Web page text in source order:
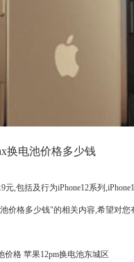
换电池价格多少钱
,包括及行为iPhone12系列
价格多少钱"的相关内容,希望对
价格 苹果12pm换电池东城区